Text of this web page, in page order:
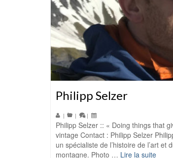
Philipp Selzer
| | |
Philipp Selzer :: « Doing things that
vintage Contact : Philipp Selzer
un spécialiste de l’histoire de l’art
montagne. Photo … Lire la suite